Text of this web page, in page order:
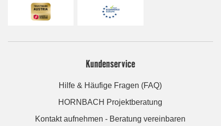
Kundenservice
Hilfe & Häufige Fragen (FAQ)
HORNBACH Projektberatung
Kontakt aufnehmen - Beratung vereinbaren